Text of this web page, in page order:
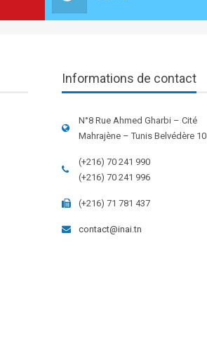
Informations de contact
N°8 Rue Ahmed Gharbi – Cité
Mahrajène – Tunis Belvédère
(+216) 70 241 990
(+216) 70 241 996
(+216) 71 781 437
contact@inai.tn